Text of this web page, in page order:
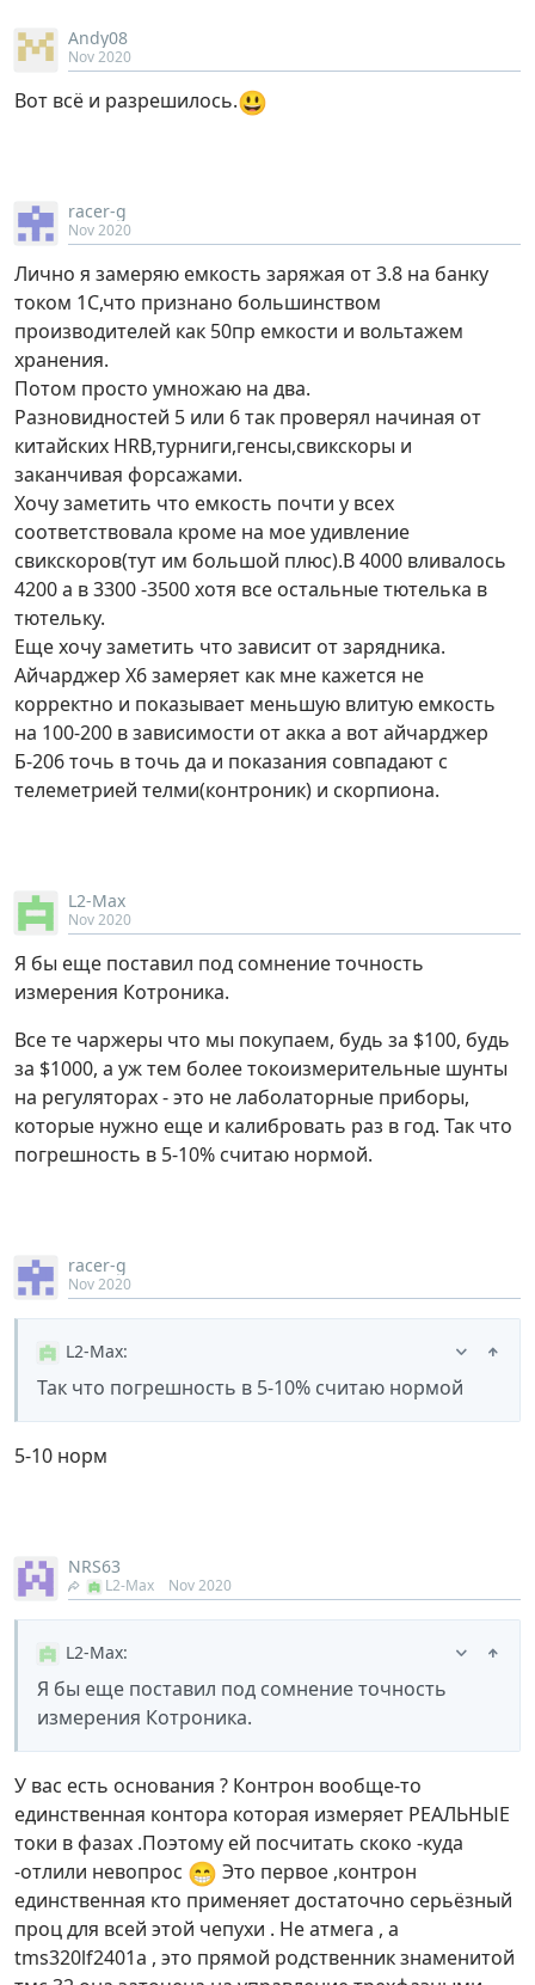
Andy08
Nov 2020
Вот всё и разрешилось.😃
racer-g
Nov 2020
Лично я замеряю емкость заряжая от 3.8 на банку
током 1С,что признано большинством
производителей как 50пр емкости и вольтажем
хранения.
Потом просто умножаю на два.
Разновидностей 5 или 6 так проверял начиная от
китайских HRB,турниги,генсы,свикскоры и
заканчивая форсажами.
Хочу заметить что емкость почти у всех
соответствовала кроме на мое удивление
свикскоров(тут им большой плюс).В 4000 вливалось
4200 а в 3300 -3500 хотя все остальные тютелька в
тютельку.
Еще хочу заметить что зависит от зарядника.
Айчарджер Х6 замеряет как мне кажется не
корректно и показывает меньшую влитую емкость
на 100-200 в зависимости от акка а вот айчарджер
Б-206 точь в точь да и показания совпадают с
телеметрией телми(контроник) и скорпиона.
L2-Max
Nov 2020
Я бы еще поставил под сомнение точность
измерения Котроника.
Все те чаржеры что мы покупаем, будь за $100, будь
за $1000, а уж тем более токоизмерительные шунты
на регуляторах - это не лаболаторные приборы,
которые нужно еще и калибровать раз в год. Так что
погрешность в 5-10% считаю нормой.
racer-g
Nov 2020
L2-Max:
Так что погрешность в 5-10% считаю нормой
5-10 норм
NRS63
L2-Max Nov 2020
L2-Max:
Я бы еще поставил под сомнение точность
измерения Котроника.
У вас есть основания ? Контрон вообще-то
единственная контора которая измеряет РЕАЛЬНЫЕ
токи в фазах .Поэтому ей посчитать скоко -куда
-отлили невопрос 😁 Это первое ,контрон
единственная кто применяет достаточно серьёзный
проц для всей этой чепухи . Не атмега , а
tms320lf2401a , это прямой родственник знаменитой